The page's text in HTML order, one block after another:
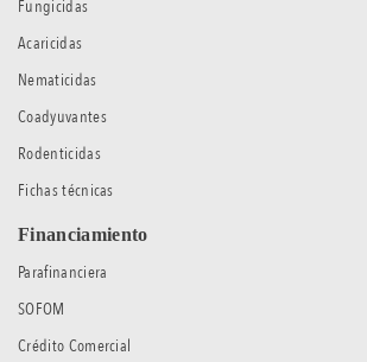
Fungicidas
Acaricidas
Nematicidas
Coadyuvantes
Rodenticidas
Fichas técnicas
Financiamiento
Parafinanciera
SOFOM
Crédito Comercial